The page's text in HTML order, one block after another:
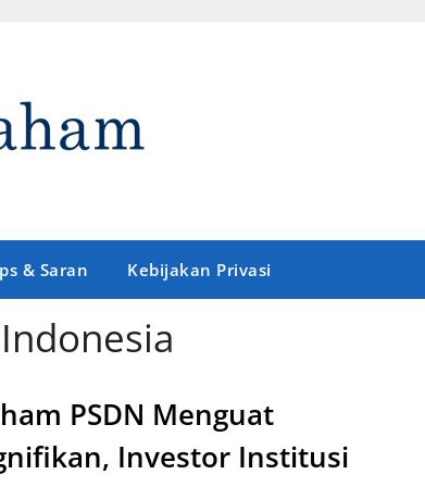
& Saran Kebijakan Privasi
PSDN Menguat
Investor Institusi